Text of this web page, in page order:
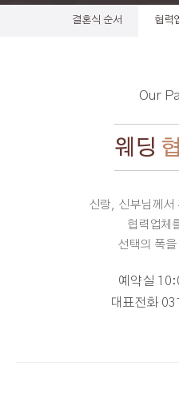
결혼식 순서 협력
Our
웨딩
신랑, 신부님께서
협력업체
선택의 폭
예약실
대표전화